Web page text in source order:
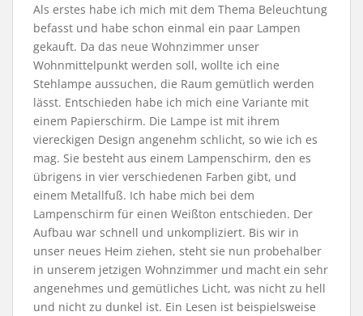
Als erstes habe ich mich mit dem Thema Beleuchtung
befasst und habe schon einmal ein paar Lampen
gekauft. Da das neue Wohnzimmer unser
Wohnmittelpunkt werden soll, wollte ich eine
Stehlampe aussuchen, die Raum gemütlich werden
lässt. Entschieden habe ich mich eine Variante mit
einem Papierschirm. Die Lampe ist mit ihrem
viereckigen Design angenehm schlicht, so wie ich es
mag. Sie besteht aus einem Lampenschirm, den es
übrigens in vier verschiedenen Farben gibt, und
einem Metallfuß. Ich habe mich bei dem
Lampenschirm für einen Weißton entschieden. Der
Aufbau war schnell und unkompliziert. Bis wir in
unser neues Heim ziehen, steht sie nun probehalber
in unserem jetzigen Wohnzimmer und macht ein sehr
angenehmes und gemütliches Licht, was nicht zu hell
und nicht zu dunkel ist. Ein Lesen ist beispielsweise